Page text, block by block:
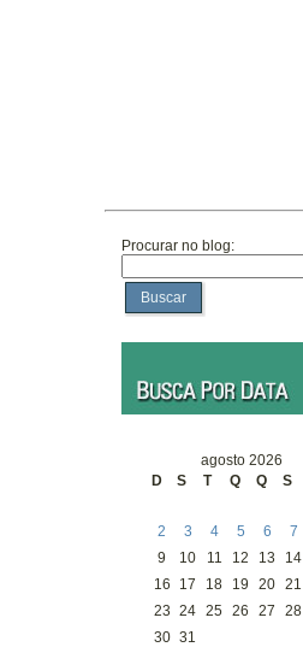
Procurar no blog:
Buscar
agosto 2026
D
S T Q Q S
2
3 4 5 6 7
9
10 11 12 13 14
16
17 18 19 20 21
23 24 25 26 27 28
30 31